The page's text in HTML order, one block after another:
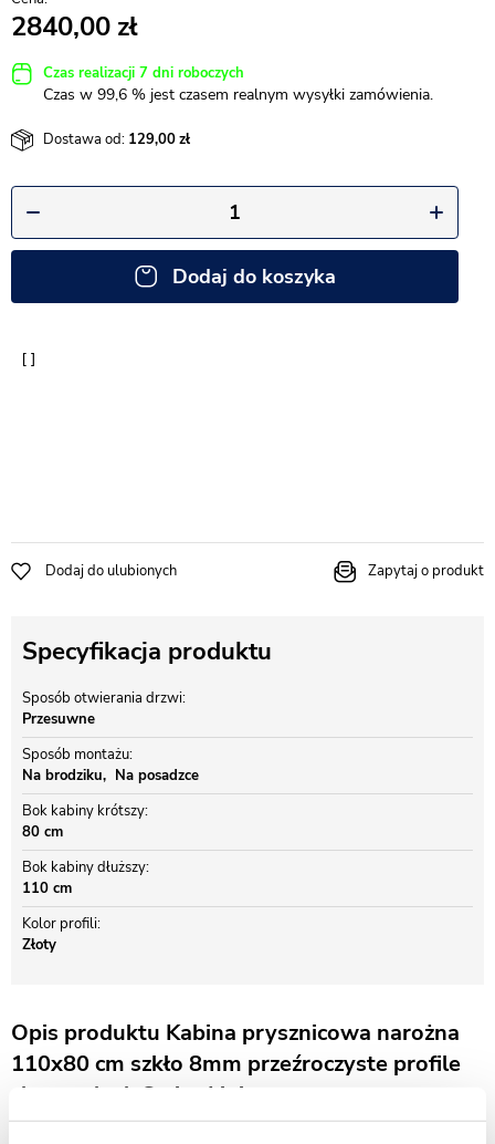
2840,00
Czas realizacji 7 dni roboczych
Czas w 99,6 % jest czasem realnym wysyłki zamówienia.
Dostawa od: 129,00
Dodaj do koszyka
Dodaj do ulubionych Zapytaj o produkt
Specyfikacja produktu
Sposób otwierania drzwi
Przesuwne
Sposób montażu
Na brodziku
Na posadzce
Bok kabiny krótszy
80 cm
Bok kabiny dłuższy
110 cm
Kolor profili
Złoty
Opis produktu Kabina prysznicowa narożna
110x80 cm szkło 8mm przeźroczyste profile
złoty połysk Swiss Liniger